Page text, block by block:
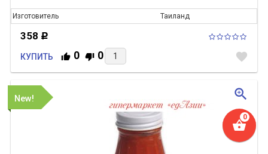
shopping_basket
Изготовитель Таиланд
358 Р
КУПИТЬ 0 0 favorite
New! zoom_in